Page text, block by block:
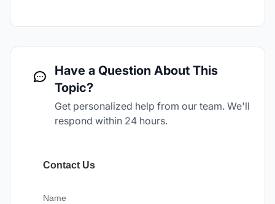
Have a Question About This
Topic?
Get personalized help from our team. We'll
respond within 24 hours.